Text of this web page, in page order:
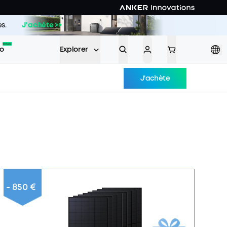
J'achète >>
Explorer
J'achète
- 850 €